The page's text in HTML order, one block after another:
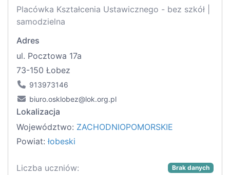
Placówka Kształcenia Ustawicznego - bez szkół |
samodzielna
Adres
ul. Pocztowa 17a
73-150 Łobez
913973146
biuro.osklobez@lok.org.pl
Lokalizacja
Województwo: ZACHODNIOPOMORSKIE
Powiat: łobeski
Liczba uczniów: Brak danych